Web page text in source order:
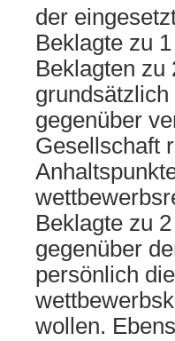
der
Beklagte zu
Beklagten zu
gegenüber
Gesellschaft
Beklagte zu
gegenüber
persönlich
wollen.